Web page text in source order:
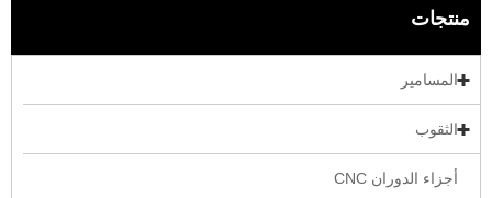
منتجات
المسامير
الثقوب
أجزاء الدوران CNC